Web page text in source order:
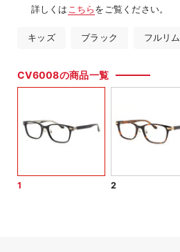
詳しくは こちらをご覧ください。
キッズ ブラック フルリム
CV6008の商品一覧
1 2